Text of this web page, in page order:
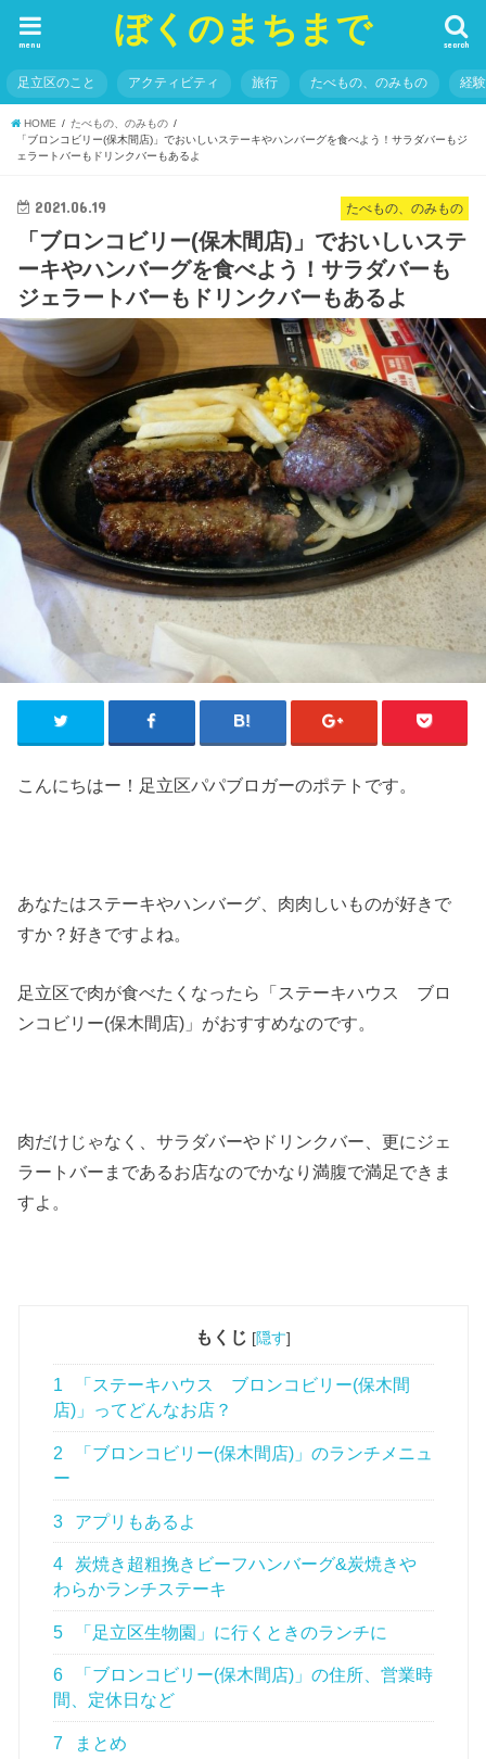
ぼくのまちまで search
menu
足立区のこと アクティビティ 旅行 たべもの、のみもの 経
HOME
たべもの、のみもの
「ブロンコビリー(保木間店)」でおいしいステーキやハンバーグを食べよう！サラダバーもジ
ェラートバーもドリンクバーもあるよ
たべもの、のみもの
2021.06.19
「ブロンコビリー(保木間店)」でおいしいステ
ーキやハンバーグを食べよう！サラダバーも
ジェラートバーもドリンクバーもあるよ
こんにちはー！足立区パパブロガーのポテトです。
あなたはステーキやハンバーグ、肉肉しいものが好きで
すか？好きですよね。
足立区で肉が食べたくなったら「ステーキハウス ブロ
ンコビリー(保木間店)」がおすすめなのです。
肉だけじゃなく、サラダバーやドリンクバー、更にジェ
ラートバーまであるお店なのでかなり満腹で満足できま
すよ。
もくじ [隠す]
1
「ステーキハウス ブロンコビリー(保木間
店)」ってどんなお店？
2
「ブロンコビリー(保木間店)」のランチメニュ
ー
3 アプリもあるよ
4
炭焼き超粗挽きビーフハンバーグ&炭焼きや
わらかランチステーキ
5 「足立区生物園」に行くときのランチに
6
「ブロンコビリー(保木間店)」の住所、営業時
間、定休日など
7 まとめ